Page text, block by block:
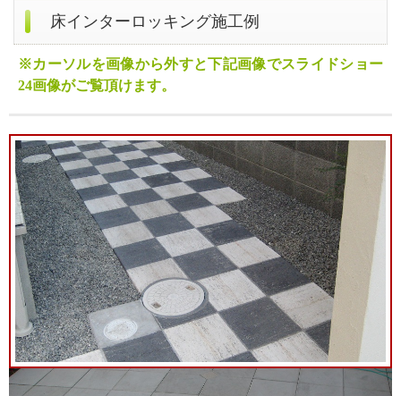
床インターロッキング施工例
※カーソルを画像から外すと下記画像でスライドショー
24画像がご覧頂けます。